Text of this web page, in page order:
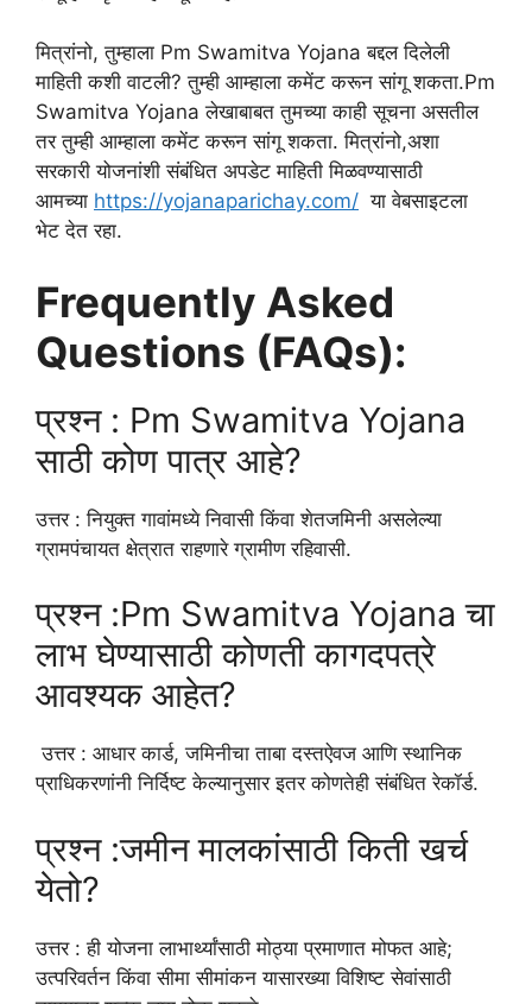
मित्रांनो, तुम्हाला Pm Swamitva Yojana बद्दल दिलेली
माहिती कशी वाटली? तुम्ही आम्हाला कमेंट करून सांगू शकता.Pm
Swamitva Yojana लेखाबाबत तुमच्या काही सूचना असतील
तर तुम्ही आम्हाला कमेंट करून सांगू शकता. मित्रांनो,अशा
सरकारी योजनांशी संबंधित अपडेट माहिती मिळवण्यासाठी
आमच्या https://yojanaparichay.com/ या वेबसाइटला
भेट देत रहा.
Frequently Asked
Questions (FAQs):
प्रश्न : Pm Swamitva Yojana
साठी कोण पात्र आहे?
उत्तर : नियुक्त गावांमध्ये निवासी किंवा शेतजमिनी असलेल्या
ग्रामपंचायत क्षेत्रात राहणारे ग्रामीण रहिवासी.
प्रश्न :Pm Swamitva Yojana चा
लाभ घेण्यासाठी कोणती कागदपत्रे
आवश्यक आहेत?
उत्तर : आधार कार्ड, जमिनीचा ताबा दस्तऐवज आणि स्थानिक
प्राधिकरणांनी निर्दिष्ट केल्यानुसार इतर कोणतेही संबंधित रेकॉर्ड.
प्रश्न :जमीन मालकांसाठी किती खर्च
येतो?
उत्तर : ही योजना लाभार्थ्यांसाठी मोठ्या प्रमाणात मोफत आहे;
उत्परिवर्तन किंवा सीमा सीमांकन यासारख्या विशिष्ट सेवांसाठी